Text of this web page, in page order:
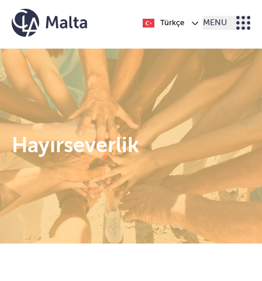
İçeriğe geç
Türkçe MENU
Hayırseverlik